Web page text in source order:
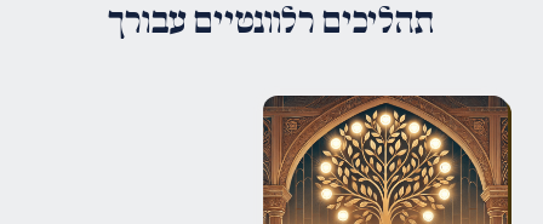
תהליכים רלוונטיים עבורך